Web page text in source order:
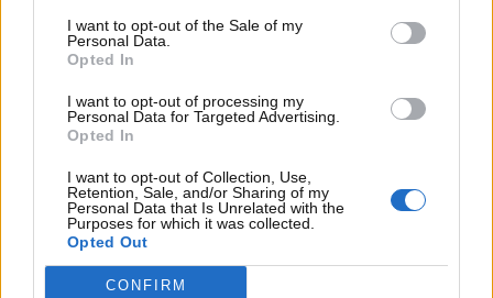
I want to opt-out of the Sale of my
Personal Data.
Opted In
I want to opt-out of processing my
Personal Data for Targeted Advertising.
Opted In
I want to opt-out of Collection, Use,
Retention, Sale, and/or Sharing of my
Personal Data that Is Unrelated with the
Purposes for which it was collected.
Opted Out
CONFIRM